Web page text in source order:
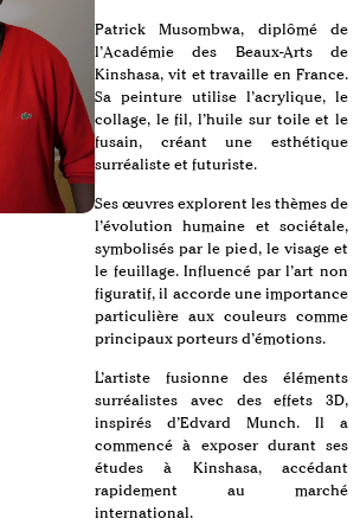
Patrick Musombwa, diplômé de
l’Académie des Beaux-Arts de
Kinshasa, vit et travaille en France.
Sa peinture utilise l’acrylique, le
collage, le fil, l’huile sur toile et le
fusain, créant une esthétique
surréaliste et futuriste.
Ses œuvres explorent les thèmes de
l’évolution humaine et sociétale,
symbolisés par le pied, le visage et
le feuillage. Influencé par l’art non
figuratif, il accorde une importance
particulière aux couleurs comme
principaux porteurs d’émotions.
L’artiste fusionne des éléments
surréalistes avec des effets 3D,
inspirés d’Edvard Munch. Il a
commencé à exposer durant ses
études à Kinshasa, accédant
rapidement au marché
international.